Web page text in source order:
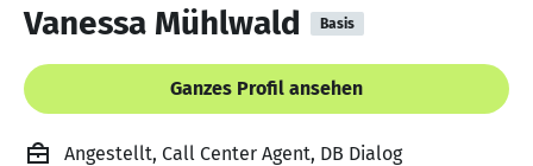
Vanessa Mühlwald Basis
Ganzes Profil ansehen
Angestellt, Call Center Agent, DB Dialog